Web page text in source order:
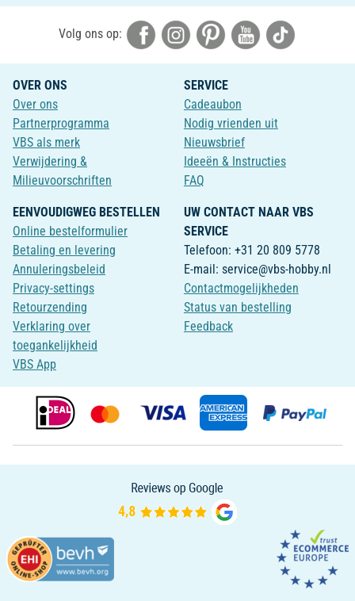
Volg ons op:
OVER ONS
Over ons
Partnerprogramma
VBS als merk
Verwijdering &
Milieuvoorschriften
SERVICE
Cadeaubon
Nodig vrienden uit
Nieuwsbrief
Ideeën & Instructies
FAQ
EENVOUDIGWEG BESTELLEN
Online bestelformulier
Betaling en levering
Annuleringsbeleid
Privacy-settings
Retourzending
Verklaring over
toegankelijkheid
VBS App
UW CONTACT NAAR VBS
SERVICE
Telefoon: +31 20 809 5778
E-mail: service@vbs-hobby.nl
Contactmogelijkheden
Status van bestelling
Feedback